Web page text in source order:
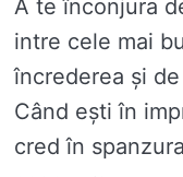
A te înconjura
intre cele mai
încrederea și
Când ești în
cred în